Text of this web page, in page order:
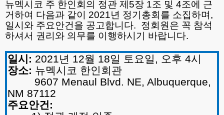
뉴멕시코 주 한인회의 정관 제 5장 1조 및 4조에 근
거하여 다음과 같이 2021년 정기총회를 소집하며 ,
일시와 주요안건을 공고합니다. 정회원은 꼭 참석
하셔서 권리와 의무를 이행하시기 바랍니다.
일시 : 2021년 12월 18일 토요일 , 오후 4시
장소: 뉴멕시코 한인회관
9607 Menaul Blvd. NE, Albuquerque,
NM 87112
주요안건: